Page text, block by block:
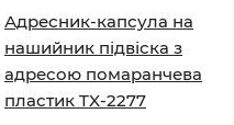
Адресник-капсула на
нашийник підвіска з
адресою помаранчева
пластик TX-2277